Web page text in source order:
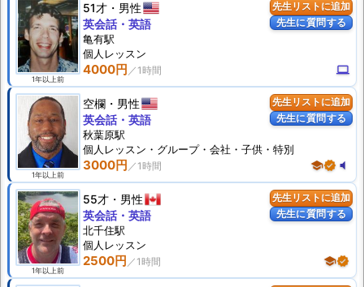
先生リストに追加
先生に質問する
1年以上前
51才 男性
4000円 computer
英会話・英語
亀有駅
個人 レッスン
先生リストに追加
先生に質問する
1年以上前
空欄 男性
3000円 schoolverified volume_mute
英会話・英語
秋葉原駅
個人 レッスン ・グループ・会社・子供・特別
先生リストに追加
先生に質問する
1年以上前
55才 男性
2500円 schoolverified
英会話・英語
北千住駅
個人 レッスン